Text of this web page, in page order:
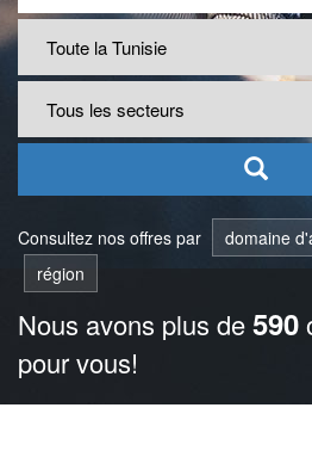
Consultez nos offres par domaine
région
Nous avons plus de590
pour vous!